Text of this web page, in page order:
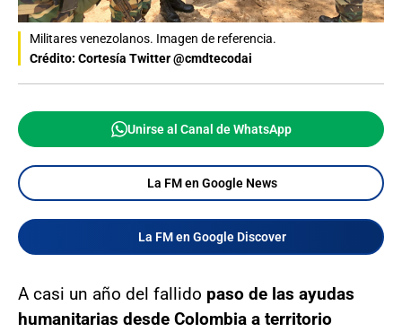
Militares venezolanos. Imagen de referencia.
Crédito: Cortesía Twitter @cmdtecodai
Unirse al Canal de WhatsApp
La FM en Google News
La FM en Google Discover
A casi un año del fallido paso de las ayudas
humanitarias desde Colombia a territorio